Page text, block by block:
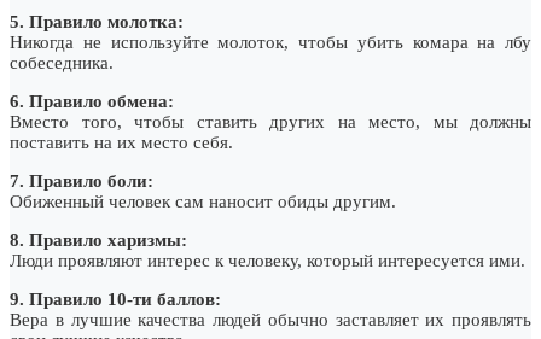
5. Правило молотка:
Никогда не используйте молоток, чтобы убить комара на лбу
собеседника.
6. Правило обмена:
Вместо того, чтобы ставить других на место, мы должны
поставить на их место себя.
7. Правило боли:
Обиженный человек сам наносит обиды другим.
8. Правило харизмы:
Люди проявляют интерес к человеку, который интересуется ими.
9. Правило 10-ти баллов:
Вера в лучшие качества людей обычно заставляет их проявлять